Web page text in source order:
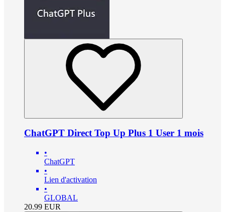
ChatGPT Direct Top Up Plus 1 User 1 mois
•
ChatGPT
•
Lien d'activation
•
GLOBAL
20.99 EUR